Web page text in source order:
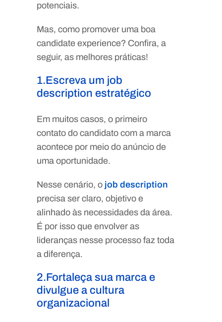
potenciais.
Mas, como promover uma boa
candidate experience? Confira, a
seguir, as melhores práticas!
1.Escreva um job
description estratégico
Em muitos casos, o primeiro
contato do candidato com a marca
acontece por meio do anúncio de
uma oportunidade.
Nesse cenário, o job description
precisa ser claro, objetivo e
alinhado às necessidades da área.
É por isso que envolver as
lideranças nesse processo faz toda
a diferença.
2.Fortaleça sua marca e
divulgue a cultura
organizacional